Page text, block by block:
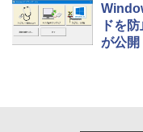
レ
整
き
ドを
が公開